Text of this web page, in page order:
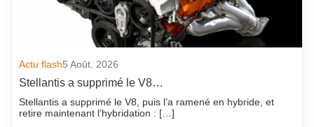
Actu flash5 Août. 2026
Stellantis a supprimé le V8…
Stellantis a supprimé le V8, puis l’a ramené en hybride, et
retire maintenant l’hybridation : […]